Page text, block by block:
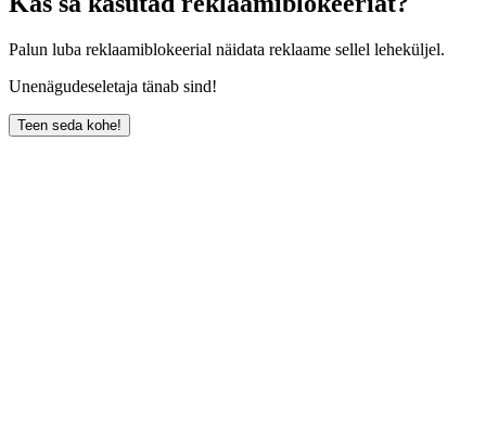
Palun luba reklaamiblokeerial näidata reklaame sellel leheküljel.
Unenägudeseletaja tänab sind!
Teen seda kohe!